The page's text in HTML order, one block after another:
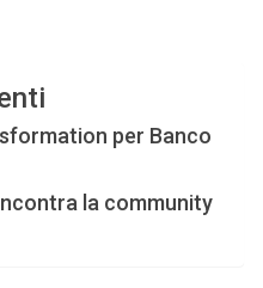
per Banco
la community